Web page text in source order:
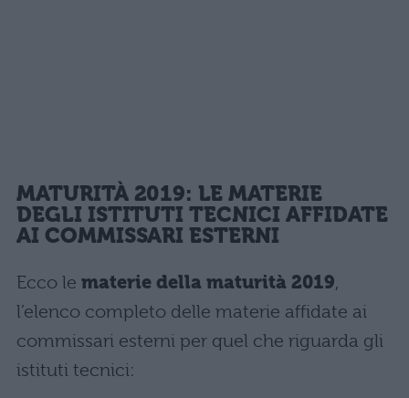
MATURITÀ 2019: LE MATERIE
DEGLI ISTITUTI TECNICI AFFIDATE
AI COMMISSARI ESTERNI
Ecco le materie della maturità 2019,
l’elenco completo delle materie affidate ai
commissari esterni per quel che riguarda gli
istituti tecnici: